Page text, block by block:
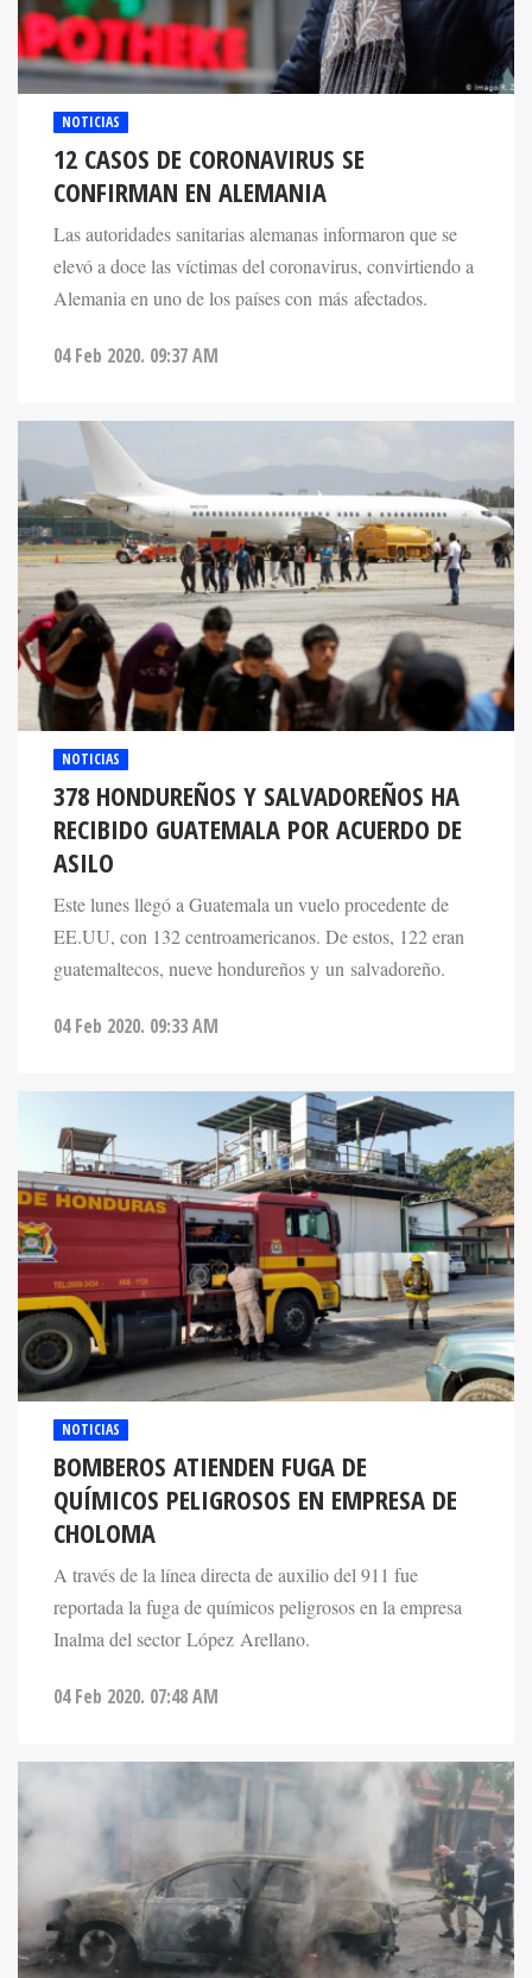
NOTICIAS
12 CASOS DE CORONAVIRUS SE
CONFIRMAN EN ALEMANIA
Las autoridades sanitarias alemanas informaron que se
elevó a doce las víctimas del coronavirus, convirtiendo a
Alemania en uno de los países con más afectados.
04 Feb 2020. 09:37 AM
NOTICIAS
378 HONDUREÑOS Y SALVADOREÑOS HA
RECIBIDO GUATEMALA POR ACUERDO DE
ASILO
Este lunes llegó a Guatemala un vuelo procedente de
EE.UU, con 132 centroamericanos. De estos, 122 eran
guatemaltecos, nueve hondureños y un salvadoreño.
04 Feb 2020. 09:33 AM
NOTICIAS
BOMBEROS ATIENDEN FUGA DE
QUÍMICOS PELIGROSOS EN EMPRESA DE
CHOLOMA
A través de la línea directa de auxilio del 911 fue
reportada la fuga de químicos peligrosos en la empresa
Inalma del sector López Arellano.
04 Feb 2020. 07:48 AM